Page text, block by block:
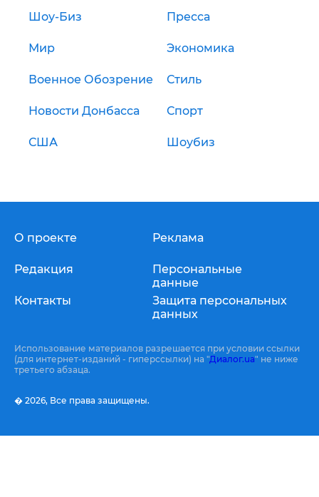
Шоу-Биз Пресса
Мир Экономика
Военное Обозрение Стиль
Новости Донбасса Спорт
США Шоубиз
О проекте
Редакция
Контакты
Реклама
Персональные
данные
Защита персональных
данных
Использование материалов разрешается при условии ссылки
(для интернет-изданий - гиперссылки) на "Диалог.ua" не ниже
третьего абзаца.
� 2026, Все права защищены.